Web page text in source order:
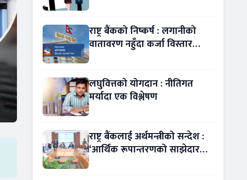
राष्ट्र बैंकको निष्कर्ष : लगानीको
वातावरण नहुँदा कर्जा विस्तार
लघुवित्तको योगदान : नीतिगत
मर्यादा एक विश्लेषण
राष्ट्र बैंकलाई अर्थमन्त्रीको सन्देश :
‘आर्थिक रूपान्तरणको साझेदार